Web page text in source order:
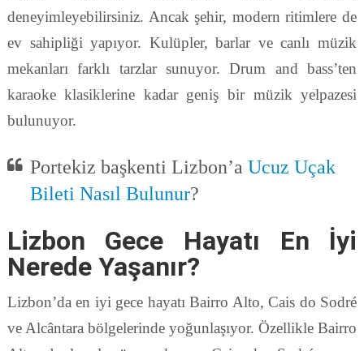
deneyimleyebilirsiniz. Ancak şehir, modern ritimlere de
ev sahipliği yapıyor. Kulüpler, barlar ve canlı müzik
mekanları farklı tarzlar sunuyor. Drum and bass’ten
karaoke klasiklerine kadar geniş bir müzik yelpazesi
bulunuyor.
Portekiz başkenti Lizbon’a Ucuz Uçak
Bileti Nasıl Bulunur?
Lizbon Gece Hayatı En İyi
Nerede Yaşanır?
Lizbon’da en iyi gece hayatı Bairro Alto, Cais do Sodré
ve Alcântara bölgelerinde yoğunlaşıyor. Özellikle Bairro